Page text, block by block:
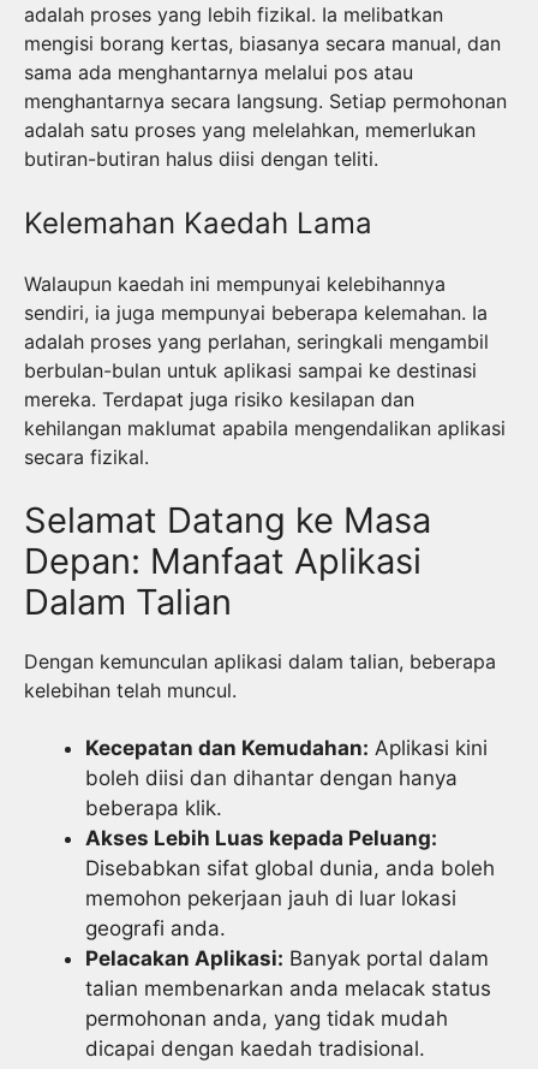
adalah proses yang lebih fizikal. Ia melibatkan
mengisi borang kertas, biasanya secara manual, dan
sama ada menghantarnya melalui pos atau
menghantarnya secara langsung. Setiap permohonan
adalah satu proses yang melelahkan, memerlukan
butiran-butiran halus diisi dengan teliti.
Kelemahan Kaedah Lama
Walaupun kaedah ini mempunyai kelebihannya
sendiri, ia juga mempunyai beberapa kelemahan. Ia
adalah proses yang perlahan, seringkali mengambil
berbulan-bulan untuk aplikasi sampai ke destinasi
mereka. Terdapat juga risiko kesilapan dan
kehilangan maklumat apabila mengendalikan aplikasi
secara fizikal.
Selamat Datang ke Masa
Depan: Manfaat Aplikasi
Dalam Talian
Dengan kemunculan aplikasi dalam talian, beberapa
kelebihan telah muncul.
Kecepatan dan Kemudahan: Aplikasi kini
boleh diisi dan dihantar dengan hanya
beberapa klik.
Akses Lebih Luas kepada Peluang:
Disebabkan sifat global dunia, anda boleh
memohon pekerjaan jauh di luar lokasi
geografi anda.
Pelacakan Aplikasi: Banyak portal dalam
talian membenarkan anda melacak status
permohonan anda, yang tidak mudah
dicapai dengan kaedah tradisional.